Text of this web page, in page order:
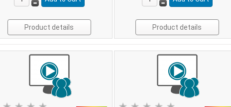
Product details Product details